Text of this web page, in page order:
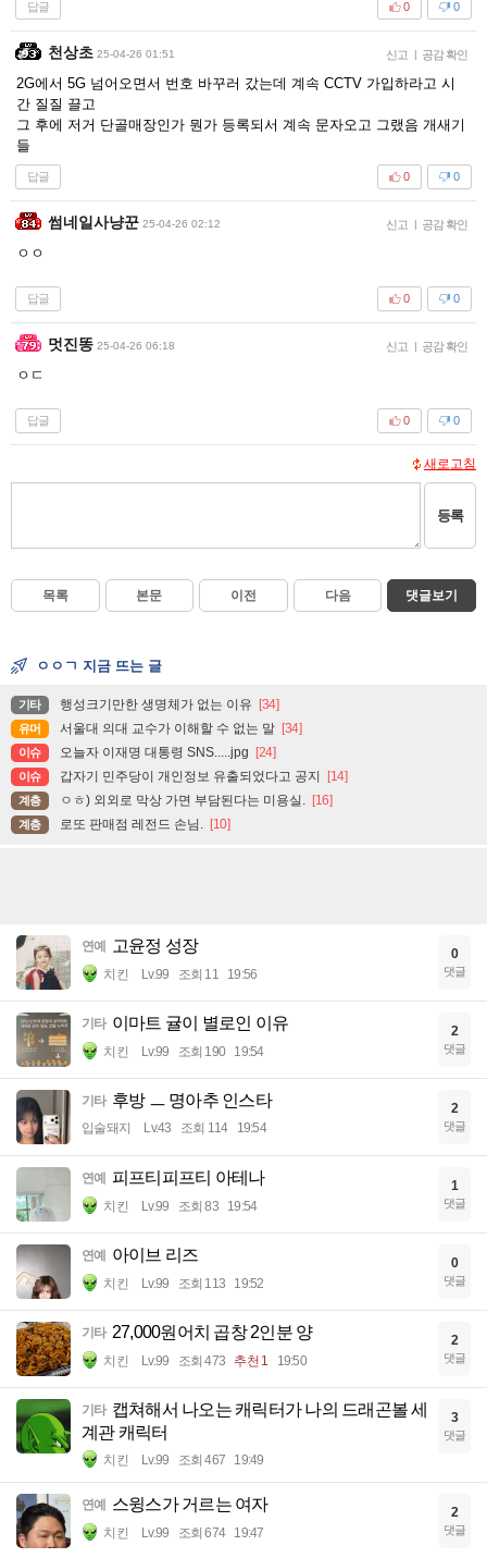
답글 0
0
천상초 25-04-26 01:51 신고 | 공감 확인
2G에서 5G 넘어오면서 번호 바꾸러 갔는데 계속 CCTV 가입하라고 시
간 질질 끌고
그 후에 저거 단골매장인가 뭔가 등록되서 계속 문자오고 그랬음 개새기
들
답글 0
0
썸네일사냥꾼 25-04-26 02:12 신고 | 공감 확인
ㅇㅇ
답글 0
0
멋진똥 25-04-26 06:18 신고 | 공감 확인
ㅇㄷ
답글 0
0
새로고침
등록
목록 본문 이전 다음 댓글보기
ㅇㅇㄱ 지금 뜨는 글
기타 행성크기만한 생명체가 없는 이유 [34]
유머 서울대 의대 교수가 이해할 수 없는 말 [34]
이슈 오늘자 이재명 대통령 SNS.....jpg [24]
이슈 갑자기 민주당이 개인정보 유출되었다고 공지 [14]
계층 ㅇㅎ) 외외로 막상 가면 부담된다는 미용실. [16]
계층 로또 판매점 레전드 손님. [10]
연예 고윤정 성장
치킨 Lv.99 조회 11 19:56
0
댓글
기타 이마트 귤이 별로인 이유
치킨 Lv.99 조회 190 19:54
2
댓글
기타 후방 ㅡ 명아추 인스타
입술돼지 Lv.43 조회 114 19:54
2
댓글
연예 피프티피프티 아테나
치킨 Lv.99 조회 83 19:54
1
댓글
연예 아이브 리즈
치킨 Lv.99 조회 113 19:52
0
댓글
기타 27,000원어치 곱창 2인분 양
치킨 Lv.99 조회 473 추천 1 19:50
2
댓글
기타 캡쳐해서 나오는 캐릭터가 나의 드래곤볼 세
계관 캐릭터
치킨 Lv.99 조회 467 19:49
3
댓글
연예 스윙스가 거르는 여자
치킨 Lv.99 조회 674 19:47
2
댓글